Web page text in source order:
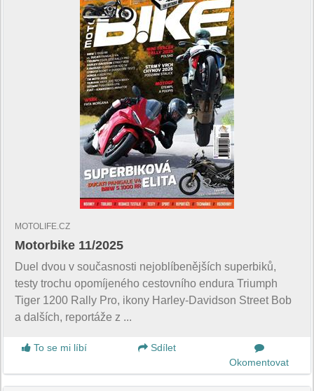
MOTOLIFE.CZ
Motorbike 11/2025
Duel dvou v současnosti nejoblíbenějších superbiků,
testy trochu opomíjeného cestovního endura Triumph
Tiger 1200 Rally Pro, ikony Harley-Davidson Street Bob
a dalších, reportáže z ...
To se mi líbí
Sdílet
Okomentovat